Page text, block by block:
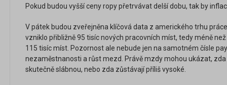
Pokud budou vyšší ceny ropy přetrvávat delší dobu, tak by
V pátek budou zveřejněna klíčová data z amerického trhu
vzniklo přibližně 95 tisíc nových pracovních míst, tedy méně
115 tisíc míst. Pozornost ale nebude jen na samotném čísle
nezaměstnanosti a růst mezd. Právě mzdy mohou ukázat,
skutečně slábnou, nebo zda zůstávají příliš vysoké.